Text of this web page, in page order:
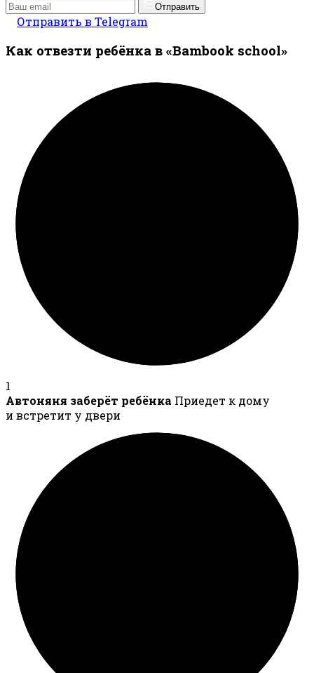
Отправить
Отправить в Telegram
Как отвезти ребёнка в «Bambook school»
1
Автоняня заберёт ребёнка Приедет к дому
и встретит у двери